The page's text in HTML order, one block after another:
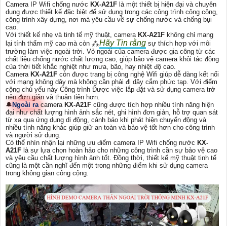
Camera IP Wifi chống nước KX-A21F là một thiết bị hiện đại và chuyên
dụng được thiết kế đặc biệt để sử dụng trong các công trình công cộng,
công trình xây dựng, nơi mà yêu cầu về sự chống nước và chống bụi
cao.
Với thiết kế nhẹ và tinh tế mỹ thuật, camera KX-A21F không chỉ mang
lại tính thẩm mỹ cao mà còn ⁂Hãy Tin rằng sự thích hợp với môi
trường làm việc ngoài trời. Vỏ ngoài của camera được gia công từ các
chất liệu chống nước chất lượng cao, giúp bảo vệ camera khỏi tác động
của thời tiết khắc nghiệt như mưa, bão, hay nhiệt độ cao.
Camera KX-A21F còn được trang bị công nghệ Wifi giúp dễ dàng kết nối
với mạng không dây mà không cần phải đi dây cắm phức tạp. Với điểm
cộng chủ yếu này Công trình Được việc lắp đặt và sử dụng camera trở
nên đơn giản và thuận tiện hơn.
🔔 Ngoài ra camera KX-A21F cũng được tích hợp nhiều tính năng hiện
đại như chất lượng hình ảnh sắc nét, ghi hình đơn giản, hỗ trợ quan sát
từ xa qua ứng dụng di động, cảnh báo khi phát hiện chuyển động và
nhiều tính năng khác giúp giữ an toàn và bảo vệ tốt hơn cho công trình
và người sử dụng.
Có thể nhìn nhận lại những ưu điểm camera IP Wifi chống nước KX-
A21F là sự lựa chọn hoàn hảo cho những công trình cần sự bảo vệ cao
và yêu cầu chất lượng hình ảnh tốt. Đồng thời, thiết kế mỹ thuật tinh tế
cũng là một cần nghĩ đến một trong những điểm khi sử dụng camera
trong không gian công cộng.